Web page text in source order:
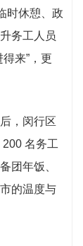
时休憩、政
务工人员
来”，更
，闵行区
名务工
团年饭、
的温度与